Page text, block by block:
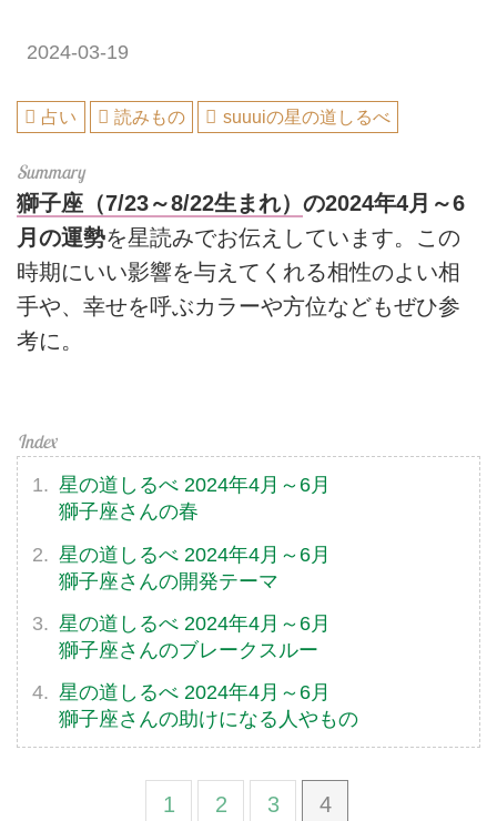
2024-03-19
占い 読みもの suuuiの星の道しるべ
獅子座（7/23～8/22生まれ） の2024年4月～6
月の運勢を星読みでお伝えしています。この
時期にいい影響を与えてくれる相性のよい相
手や、幸せを呼ぶカラーや方位などもぜひ参
考に。
星の道しるべ 2024年4月～6月
獅子座さんの春
星の道しるべ 2024年4月～6月
獅子座さんの開発テーマ
星の道しるべ 2024年4月～6月
獅子座さんのブレークスルー
星の道しるべ 2024年4月～6月
獅子座さんの助けになる人やもの
1 2 3 4